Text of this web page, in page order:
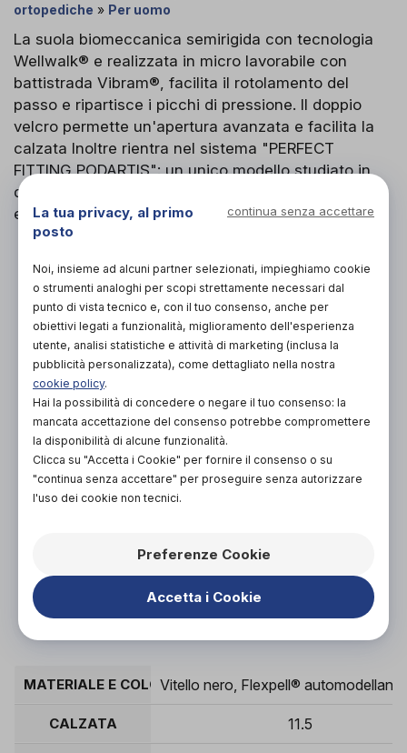
ortopediche » Per uomo
La suola biomeccanica semirigida con tecnologia
Wellwalk® e realizzata in micro lavorabile con
battistrada Vibram®, facilita il rotolamento del
passo e ripartisce i picchi di pressione. Il doppio
velcro permette un'apertura avanzata e facilita la
calzata Inoltre rientra nel sistema "PERFECT
FITTING PODARTIS": un unico modello studiato in
quattro calzate diverse per facilitare la prescrizione
e la scelta.
PROVA E ACQUISTA IN NEGOZIO
249,00€
PROVA E NOLEGGIA IN NEGOZIO
NON DISPONIBILE
ACQUISTA ONLINE
NON DISPONIBILE
Organizza prova in negozio
Scarica il coupon
MATERIALE E COLOREVitello nero, Flexpell®
CALZATA 11.5
La tua privacy, al primo
posto
continua senza accettare
Noi, insieme ad alcuni partner selezionati, impieghiamo cookie
o strumenti analoghi per scopi strettamente necessari dal
punto di vista tecnico e, con il tuo consenso, anche per
obiettivi legati a funzionalità, miglioramento dell'esperienza
utente, analisi statistiche e attività di marketing (inclusa la
pubblicità personalizzata), come dettagliato nella nostra
cookie policy.
Hai la possibilità di concedere o negare il tuo consenso: la
mancata accettazione del consenso potrebbe compromettere
la disponibilità di alcune funzionalità.
Clicca su "Accetta i Cookie" per fornire il consenso o su
"continua senza accettare" per proseguire senza autorizzare
l'uso dei cookie non tecnici.
Preferenze Cookie
Accetta i Cookie